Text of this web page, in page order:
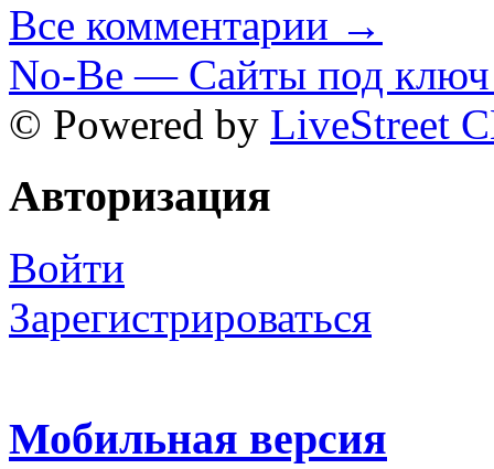
Все комментарии →
No-Be — Сайты под ключ
© Powered by LiveStreet
Авторизация
Войти
Зарегистрироваться
Мобильная версия